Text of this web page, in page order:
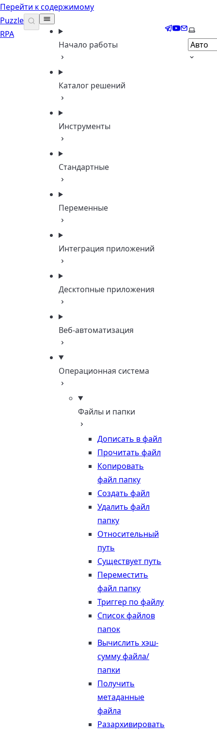
Перейти к содержимому
Puzzle
RPA
Начало работы
Каталог решений
Инструменты
Стандартные
Переменные
Интеграция приложений
Десктопные приложения
Веб-автоматизация
Операционная система
Файлы и папки
Дописать в файл
Прочитать файл
Копировать
файл папку
Создать файл
Удалить файл
папку
Относительный
путь
Существует путь
Переместить
файл папку
Триггер по файлу
Список файлов
папок
Вычислить хэш-
сумму файла/
папки
Получить
метаданные
файла
Разархивировать
Telegram
YouTube
Email